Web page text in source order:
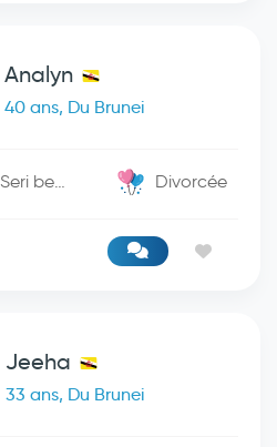
Analyn
40 ans, Du Brunei
Brunei / Bandar Seri begwan Divorcée
Jeeha
33 ans, Du Brunei